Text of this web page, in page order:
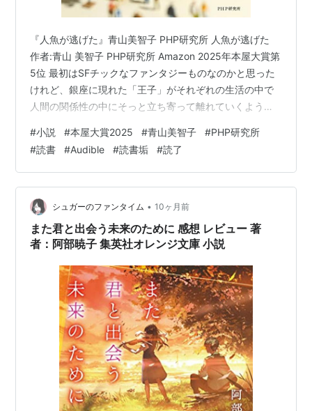
『人魚が逃げた』青山美智子 PHP研究所 人魚が逃げた
作者:青山 美智子 PHP研究所 Amazon 2025年本屋大賞第
5位 最初はSFチックなファンタジーものなのかと思った
けれど、銀座に現れた「王子」がそれぞれの生活の中で
人間の関係性の中にそっと立ち寄って離れていくような
しずつかかわっていて、章を読むとその人物にフォーカ
スが当たり、この世界のすべてはこの人の認識によって
成り立っているんだと追体験するのだけど、次の章では
さっきの章でこれが正しいと思っていたことが別の人間
の視点からしたら全く違った様相として立ち上がってく
るのだということを実体…
#小説 #本屋大賞2025 #青山美智子 #PHP研究所
#読書 #Audible #読書垢 #読了
シュガーのファンタイム • 10ヶ月前
また君と出会う未来のために 感想 レビュー 著
者：阿部暁子 集英社オレンジ文庫 小説